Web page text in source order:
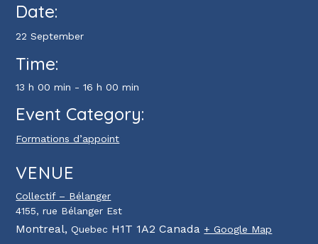
Date:
22 September
Time:
13 h 00 min - 16 h 00 min
Event Category:
Formations d’appoint
VENUE
Collectif – Bélanger
4155, rue Bélanger Est
Montreal, Quebec H1T 1A2 Canada + Google Map